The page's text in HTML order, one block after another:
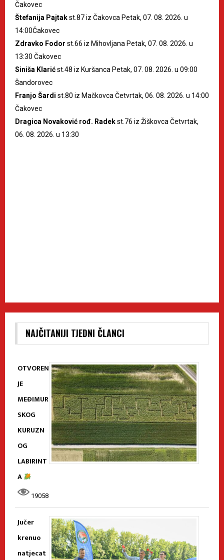
Čakovec
Štefanija Pajtakst.87 iz Čakovca Petak, 07. 08. 2026. u
14:00Čakovec
Zdravko Fodor st.66 iz Mihovljana Petak, 07. 08. 2026. u
13:30 Čakovec
Siniša Klarićst.48 iz Kuršanca Petak, 07. 08. 2026. u 09:00
Šandorovec
Franjo Šardi st.80 iz Mačkovca Četvrtak, 06. 08. 2026. u 14:00
Čakovec
Dragica Novaković rođ. Radekst.76 iz Žiškovca Četvrtak,
06. 08. 2026. u 13:30
NAJČITANIJI TJEDNI ČLANCI
OTVOREN
JE
MEĐIMUR
SKOG
KURUZN
OG
LABIRINT
A
19058
Jučer
krenuo
natjecat